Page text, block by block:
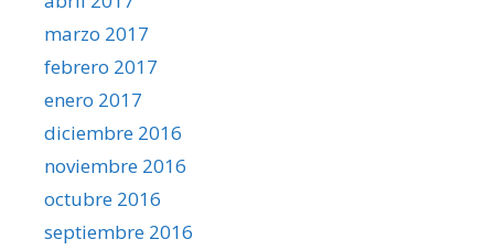
marzo 2017
febrero 2017
enero 2017
diciembre 2016
noviembre 2016
octubre 2016
septiembre 2016